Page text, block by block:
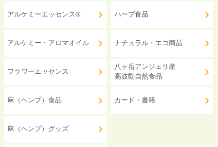
アルケミーエッセンス®
アルケミー・アロマオイル
フラワーエッセンス
麻（ヘンプ）食品
麻（ヘンプ）グッズ
ハーブ食品
ナチュラル・エコ商品
八ヶ岳アンジェリ産
高波動自然食品
カード・書籍